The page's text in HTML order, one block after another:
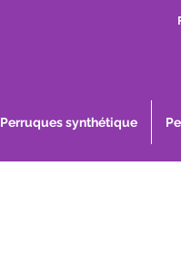
Perruques synthétique